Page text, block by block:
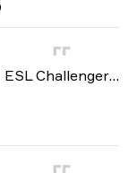
ESL Challenger League: North America Cup #4 season 50 2025